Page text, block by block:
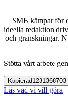
SMB kämpar för
ideella redaktion
och granskningar.
Stötta vårt arbete
Kopierad1231368703
Läs vad vi vill göra